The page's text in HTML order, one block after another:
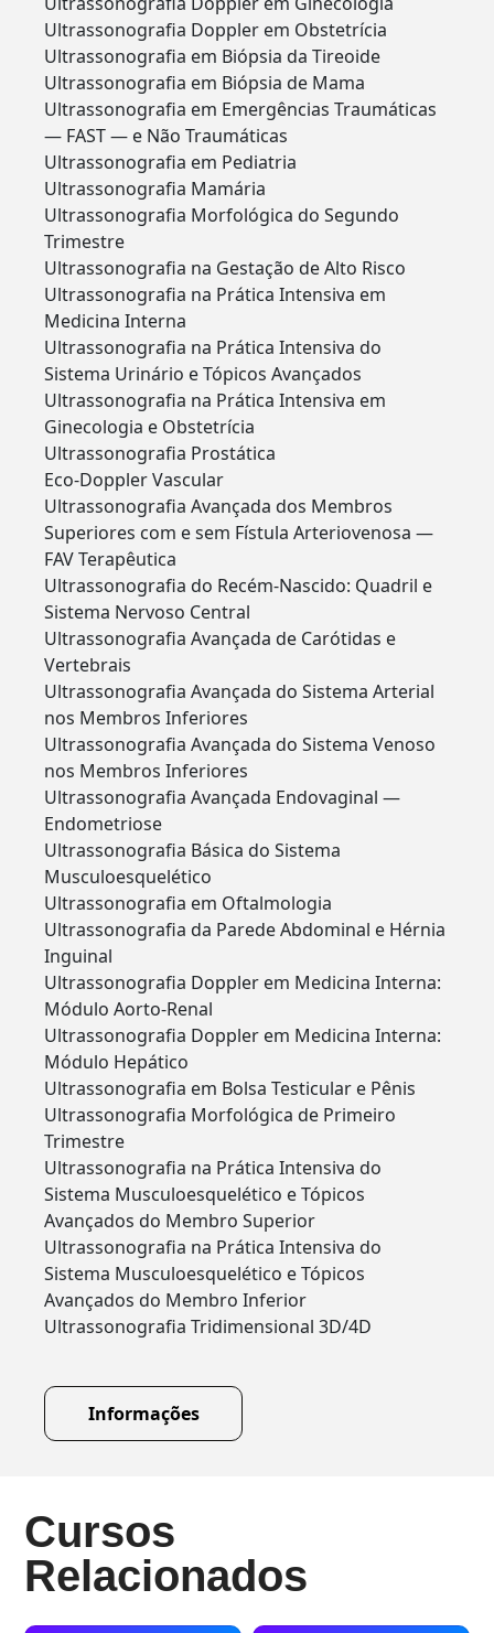
Ultrassonografia Doppler em Obstetrícia
Ultrassonografia em Biópsia da Tireoide
Ultrassonografia em Biópsia de Mama
Ultrassonografia em Emergências Traumáticas
— FAST — e Não Traumáticas
Ultrassonografia em Pediatria
Ultrassonografia Mamária
Ultrassonografia Morfológica do Segundo
Trimestre
Ultrassonografia na Gestação de Alto Risco
Ultrassonografia na Prática Intensiva em
Medicina Interna
Ultrassonografia na Prática Intensiva do
Sistema Urinário e Tópicos Avançados
Ultrassonografia na Prática Intensiva em
Ginecologia e Obstetrícia
Ultrassonografia Prostática
Eco-Doppler Vascular
Ultrassonografia Avançada dos Membros
Superiores com e sem Fístula Arteriovenosa —
FAV Terapêutica
Ultrassonografia do Recém-Nascido: Quadril e
Sistema Nervoso Central
Ultrassonografia Avançada de Carótidas e
Vertebrais
Ultrassonografia Avançada do Sistema Arterial
nos Membros Inferiores
Ultrassonografia Avançada do Sistema Venoso
nos Membros Inferiores
Ultrassonografia Avançada Endovaginal —
Endometriose
Ultrassonografia Básica do Sistema
Musculoesquelético
Ultrassonografia em Oftalmologia
Ultrassonografia da Parede Abdominal e Hérnia
Inguinal
Ultrassonografia Doppler em Medicina Interna:
Módulo Aorto-Renal
Ultrassonografia Doppler em Medicina Interna:
Módulo Hepático
Ultrassonografia em Bolsa Testicular e Pênis
Ultrassonografia Morfológica de Primeiro
Trimestre
Ultrassonografia na Prática Intensiva do
Sistema Musculoesquelético e Tópicos
Avançados do Membro Superior
Ultrassonografia na Prática Intensiva do
Sistema Musculoesquelético e Tópicos
Avançados do Membro Inferior
Ultrassonografia Tridimensional 3D/4D
Informações
Cursos
Relacionados